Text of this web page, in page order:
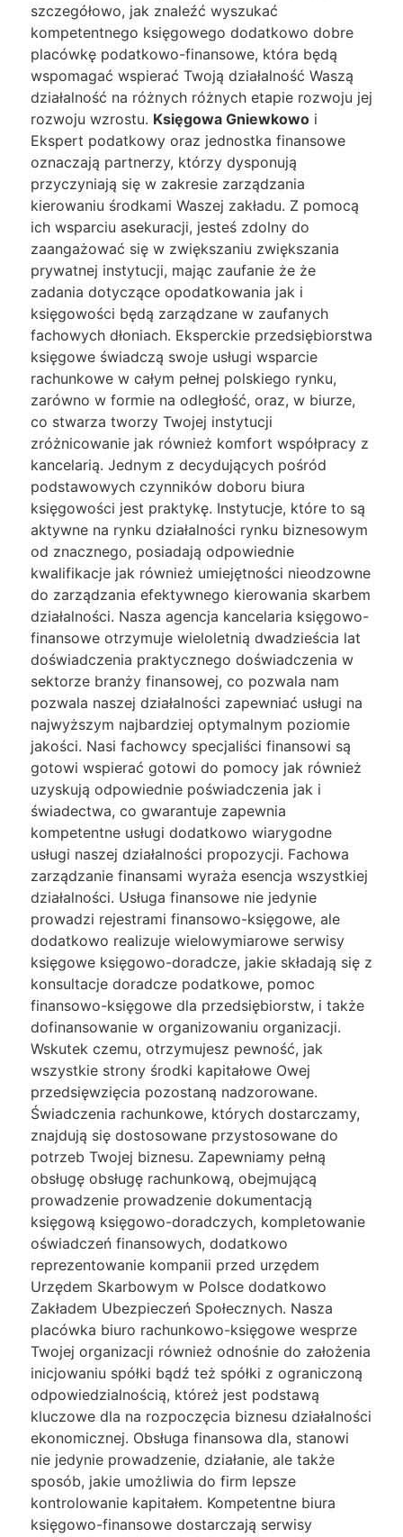
szczegółowo, jak znaleźć wyszukać
kompetentnego księgowego dodatkowo dobre
placówkę podatkowo-finansowe, która będą
wspomagać wspierać Twoją działalność Waszą
działalność na różnych różnych etapie rozwoju jej
rozwoju wzrostu. Księgowa Gniewkowo i
Ekspert podatkowy oraz jednostka finansowe
oznaczają partnerzy, którzy dysponują
przyczyniają się w zakresie zarządzania
kierowaniu środkami Waszej zakładu. Z pomocą
ich wsparciu asekuracji, jesteś zdolny do
zaangażować się w zwiększaniu zwiększania
prywatnej instytucji, mając zaufanie że że
zadania dotyczące opodatkowania jak i
księgowości będą zarządzane w zaufanych
fachowych dłoniach. Eksperckie przedsiębiorstwa
księgowe świadczą swoje usługi wsparcie
rachunkowe w całym pełnej polskiego rynku,
zarówno w formie na odległość, oraz, w biurze,
co stwarza tworzy Twojej instytucji
zróżnicowanie jak również komfort współpracy z
kancelarią. Jednym z decydujących pośród
podstawowych czynników doboru biura
księgowości jest praktykę. Instytucje, które to są
aktywne na rynku działalności rynku biznesowym
od znacznego, posiadają odpowiednie
kwalifikacje jak również umiejętności nieodzowne
do zarządzania efektywnego kierowania skarbem
działalności. Nasza agencja kancelaria księgowo-
finansowe otrzymuje wieloletnią dwadzieścia lat
doświadczenia praktycznego doświadczenia w
sektorze branży finansowej, co pozwala nam
pozwala naszej działalności zapewniać usługi na
najwyższym najbardziej optymalnym poziomie
jakości. Nasi fachowcy specjaliści finansowi są
gotowi wspierać gotowi do pomocy jak również
uzyskują odpowiednie poświadczenia jak i
świadectwa, co gwarantuje zapewnia
kompetentne usługi dodatkowo wiarygodne
usługi naszej działalności propozycji. Fachowa
zarządzanie finansami wyraża esencja wszystkiej
działalności. Usługa finansowe nie jedynie
prowadzi rejestrami finansowo-księgowe, ale
dodatkowo realizuje wielowymiarowe serwisy
księgowe księgowo-doradcze, jakie składają się z
konsultacje doradcze podatkowe, pomoc
finansowo-księgowe dla przedsiębiorstw, i także
dofinansowanie w organizowaniu organizacji.
Wskutek czemu, otrzymujesz pewność, jak
wszystkie strony środki kapitałowe Owej
przedsięwzięcia pozostaną nadzorowane.
Świadczenia rachunkowe, których dostarczamy,
znajdują się dostosowane przystosowane do
potrzeb Twojej biznesu. Zapewniamy pełną
obsługę obsługę rachunkową, obejmującą
prowadzenie prowadzenie dokumentacją
księgową księgowo-doradczych, kompletowanie
oświadczeń finansowych, dodatkowo
reprezentowanie kompanii przed urzędem
Urzędem Skarbowym w Polsce dodatkowo
Zakładem Ubezpieczeń Społecznych. Nasza
placówka biuro rachunkowo-księgowe wesprze
Twojej organizacji również odnośnie do założenia
inicjowaniu spółki bądź też spółki z ograniczoną
odpowiedzialnością, któreż jest podstawą
kluczowe dla na rozpoczęcia biznesu działalności
ekonomicznej. Obsługa finansowa dla, stanowi
nie jedynie prowadzenie, działanie, ale także
sposób, jakie umożliwia do firm lepsze
kontrolowanie kapitałem. Kompetentne biura
księgowo-finansowe dostarczają serwisy